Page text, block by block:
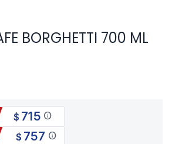
BORGHETTI 700 ML
$ 715 info
$ 757 info